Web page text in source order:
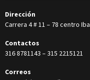
Dirección
Carrera 4 # 11 – 78 centro
Contactos
316 8781143 –315 2215121
Correos